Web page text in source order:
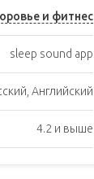
и фитнес
sleep sound app
Английский
4.2 и выше